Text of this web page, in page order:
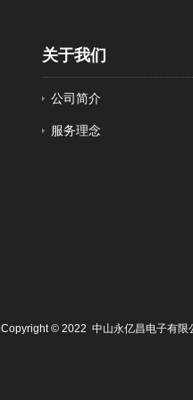
关于我们
公司简介
服务理念
Copyright © 2022 中山永亿昌电子有限